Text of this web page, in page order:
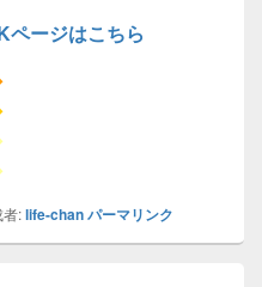
ページはこちら
:life-chanパーマリンク